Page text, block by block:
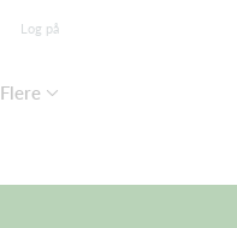
Log på
Flere